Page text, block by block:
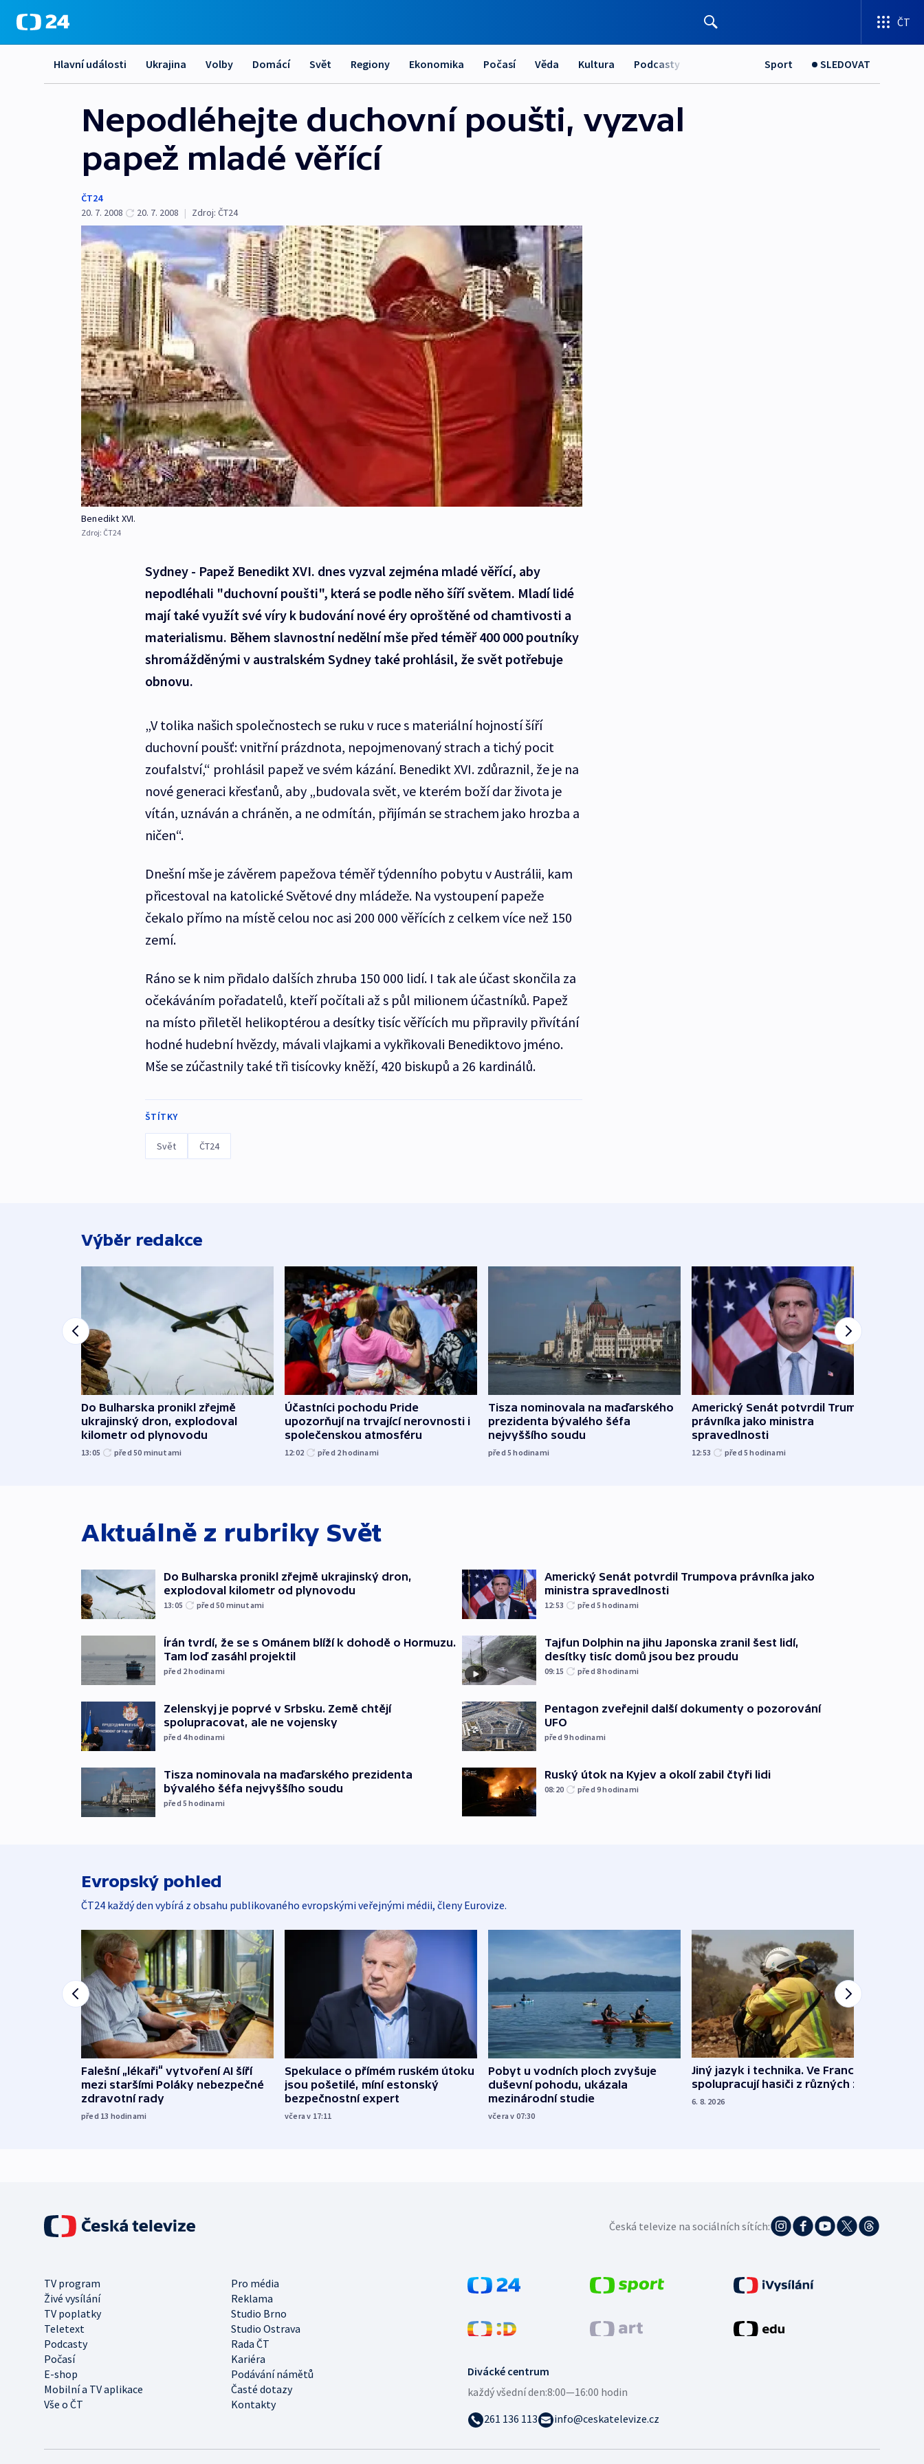
ČT
Hlavní události Ukrajina Volby Domácí Svět Regiony Ekonomika Počasí Věda Kultura Podcasty Sport SLEDOVAT
Nepodléhejte duchovní poušti, vyzval
papež mladé věřící
ČT24
20. 7. 2008
20. 7. 2008 | Zdroj: ČT24
Benedikt XVI.
Zdroj: ČT24
Sydney - Papež Benedikt XVI. dnes vyzval zejména mladé věřící, aby
nepodléhali "duchovní poušti", která se podle něho šíří světem. Mladí lidé
mají také využít své víry k budování nové éry oproštěné od chamtivosti a
materialismu. Během slavnostní nedělní mše před téměř 400 000 poutníky
shromážděnými v australském Sydney také prohlásil, že svět potřebuje
obnovu.
„V tolika našich společnostech se ruku v ruce s materiální hojností šíří
duchovní poušť: vnitřní prázdnota, nepojmenovaný strach a tichý pocit
zoufalství,“ prohlásil papež ve svém kázání. Benedikt XVI. zdůraznil, že je na
nové generaci křesťanů, aby „budovala svět, ve kterém boží dar života je
vítán, uznáván a chráněn, a ne odmítán, přijímán se strachem jako hrozba a
ničen“.
Dnešní mše je závěrem papežova téměř týdenního pobytu v Austrálii, kam
přicestoval na katolické Světové dny mládeže. Na vystoupení papeže
čekalo přímo na místě celou noc asi 200 000 věřících z celkem více než 150
zemí.
Ráno se k nim přidalo dalších zhruba 150 000 lidí. I tak ale účast skončila za
očekáváním pořadatelů, kteří počítali až s půl milionem účastníků. Papež
na místo přiletěl helikoptérou a desítky tisíc věřících mu připravily přivítání
hodné hudební hvězdy, mávali vlajkami a vykřikovali Benediktovo jméno.
Mše se zúčastnily také tři tisícovky kněží, 420 biskupů a 26 kardinálů.
ŠTÍTKY
Svět ČT24
Výběr redakce
Do Bulharska pronikl zřejmě
ukrajinský dron, explodoval
kilometr od plynovodu
13:05 před 50 minutami
Účastníci pochodu Pride
upozorňují na trvající nerovnosti i
společenskou atmosféru
12:02 před 2hodinami
Tisza nominovala na maďarského
prezidenta bývalého šéfa
nejvyššího soudu
před 5hodinami
Americký Senát potvrdil Trumpova
právníka jako ministra
spravedlnosti
12:53 před 5hodinami
Aktuálně z rubriky Svět
Do Bulharska pronikl zřejmě ukrajinský dron,
explodoval kilometr od plynovodu
13:05 před 50 minutami
Írán tvrdí, že se s Ománem blíží k dohodě o Hormuzu.
Tam loď zasáhl projektil
před 2hodinami
Zelenskyj je poprvé v Srbsku. Země chtějí
spolupracovat, ale ne vojensky
před 4hodinami
Tisza nominovala na maďarského prezidenta
bývalého šéfa nejvyššího soudu
před 5hodinami
Americký Senát potvrdil Trumpova právníka jako
ministra spravedlnosti
12:53 před 5hodinami
Tajfun Dolphin na jihu Japonska zranil šest lidí,
desítky tisíc domů jsou bez proudu
09:15 před 8hodinami
Pentagon zveřejnil další dokumenty o pozorování
UFO
před 9hodinami
Ruský útok na Kyjev a okolí zabil čtyři lidi
08:20 před 9hodinami
Evropský pohled
ČT24 každý den vybírá z obsahu publikovaného evropskými veřejnými médii, členy Eurovize.
Falešní „lékaři“ vytvoření AI šíří
mezi staršími Poláky nebezpečné
zdravotní rady
před 13 hodinami
Spekulace o přímém ruském útoku
jsou pošetilé, míní estonský
bezpečnostní expert
včera v 17:11
Pobyt u vodních ploch zvyšuje
duševní pohodu, ukázala
mezinárodní studie
včera v 07:30
Jiný jazyk i technika. Ve Francii
spolupracují hasiči z různých zemí
6. 8. 2026
Česká televize na sociálních sítích:
TV program
Pro média
Živé vysílání
Reklama
TV poplatky
Studio Brno
Teletext
Studio Ostrava
Podcasty
Rada ČT
Počasí
Kariéra
E-shop
Podávání námětů
Mobilní a TV aplikace
Časté dotazy
Vše o ČT
Kontakty
Divácké centrum
každý všední den:8:00—16:00 hodin
261 136 113
info@ceskatelevize.cz